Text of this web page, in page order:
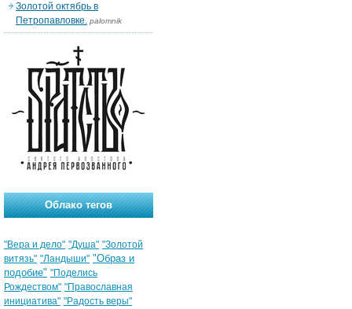
Золотой октябрь в
Петропавловке. palomnik
Облако тегов
"Вера и дело" "Душа" "Золотой
витязь" "Ландыши" "Образ и
подобие" "Поделись
Рождеством" "Православная
инициатива" "Радость веры"